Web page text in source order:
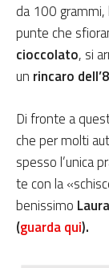
da 100
punte che
cioccolato, si
un rincaro
Di fronte a
che per molti
spesso l’unica
te con la
benissimo
(guarda qui).